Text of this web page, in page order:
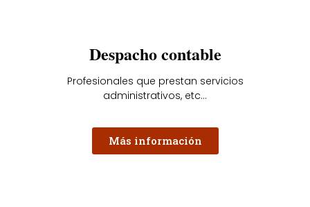
Despacho contable
Profesionales que prestan servicios
administrativos, etc...
Más información